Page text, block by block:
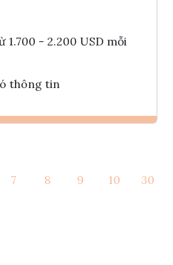
1.700 - 2.200 USD mỗi
thông tin
Tham vấn Interlink
7 8 9 10 30